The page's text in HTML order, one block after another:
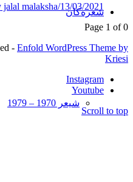
شعرەکان
شیعر 1970 – 1979
13/03/2021
/
jalal malaksha
Page 1 of 0
- Enfold WordPress Theme by
Kriesi
Instagram
Youtube
Scroll to top